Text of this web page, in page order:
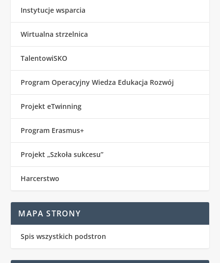
Instytucje wsparcia
Wirtualna strzelnica
TalentowiSKO
Program Operacyjny Wiedza Edukacja Rozwój
Projekt eTwinning
Program Erasmus+
Projekt „Szkoła sukcesu”
Harcerstwo
MAPA STRONY
Spis wszystkich podstron